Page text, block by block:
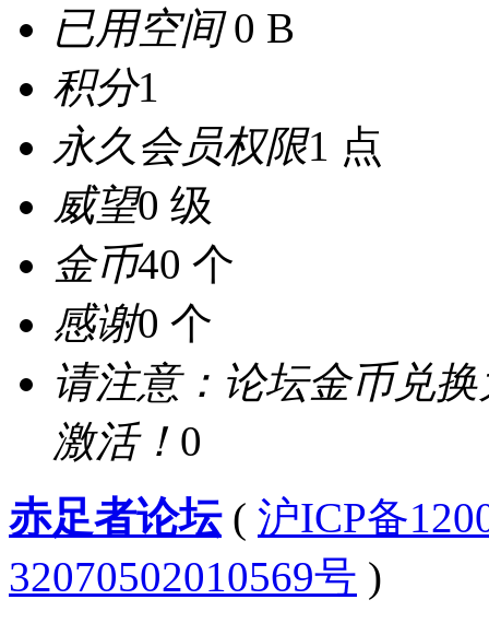
已用空间0 B
积分1
永久会员权限1 点
威望0 级
金币40 个
感谢0 个
请注意：论坛金币兑
激活！ 0
赤足者论坛( 沪ICP备
32070502010569号 )